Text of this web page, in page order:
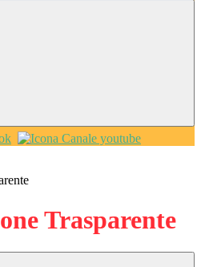
Trasparente